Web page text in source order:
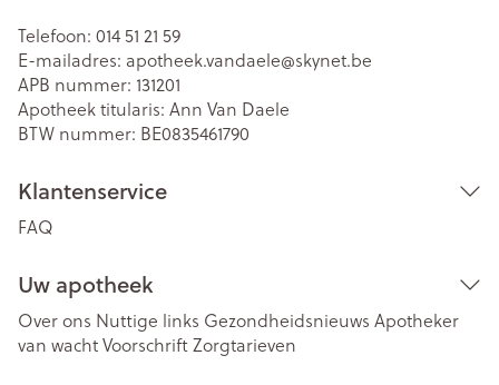
Telefoon: 014 51 21 59
E-mailadres: apotheek.vandaele@skynet.be
APB nummer: 131201
Apotheek titularis: Ann Van Daele
BTW nummer: BE0835461790
Klantenservice
FAQ
Uw apotheek
Over ons Nuttige links Gezondheidsnieuws Apotheker
van wachtVoorschriftZorgtarieven